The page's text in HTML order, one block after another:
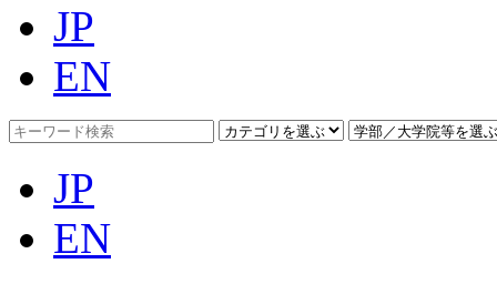
JP
EN
JP
EN